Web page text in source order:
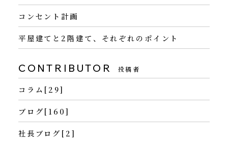
コンセント計画
平屋建てと2階建て、それぞれのポイント
CONTRIBUTOR 投稿者
コラム[29]
ブログ[160]
社長ブログ[2]